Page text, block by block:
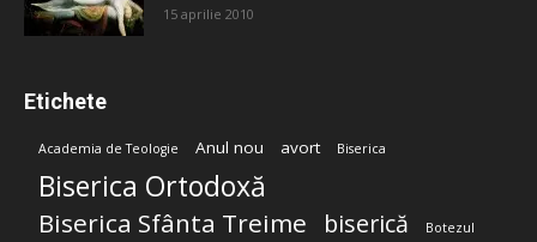
15 aprilie 2010
Etichete
Academia de Teologie Anul nou avort Biserica
Biserica Ortodoxă
Biserica Sfânta Treime biserică Botezul